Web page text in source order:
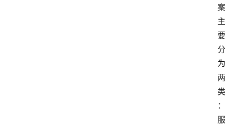
案
主
要
分
为
两
类
：
服